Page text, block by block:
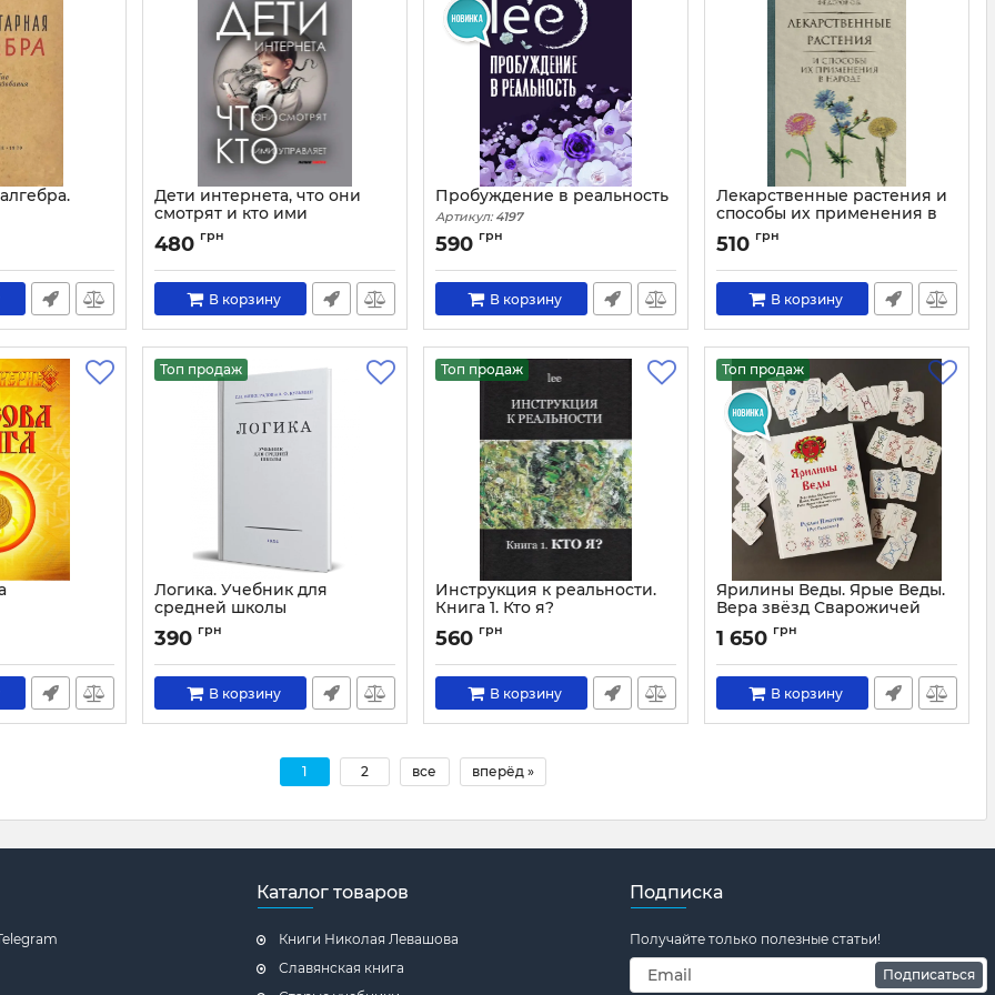
Дети интернета, что они
смотрят и кто ими
управляет
Артикул:
480 грн
В корзину
Пробуждение в реальность
Артикул: 4197
590 грн
В корзину
Лекарственные растения и
способы их применения в
народе [1960]
Артикул:
510 грн
В корзину
Топ продаж
Логика. Учебник для
средней школы
Артикул: 1354
390 грн
В корзину
Топ продаж
Инструкция к реальности.
Книга 1. Кто я?
Артикул: 1784
560 грн
В корзину
Топ продаж
Ярилины Веды. Ярые Веды.
Вера звёзд Сварожичей
Прави, Слави и Чистоты,
Руны Прави и Алатырь-
руны Сварожичей
Артикул:
1 650 грн
В корзину
1 2 все вперёд »
Каталог товаров
Книги Николая Левашова
Славянская книга
Подписка
Получайте только полезные статьи!
Подписаться